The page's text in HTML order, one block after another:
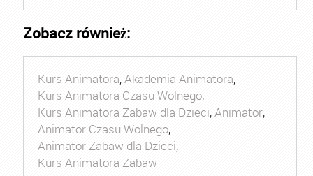
Zobacz również:
Kurs Animatora,Akademia Animatora,
Kurs Animatora Czasu Wolnego,
Kurs Animatora Zabaw dla Dzieci,Animator,
Animator Czasu Wolnego,
Animator Zabaw dla Dzieci,
Kurs Animatora Zabaw